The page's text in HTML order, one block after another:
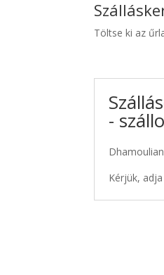
AutóbérlésTöltse ki az
-
Kérjük,